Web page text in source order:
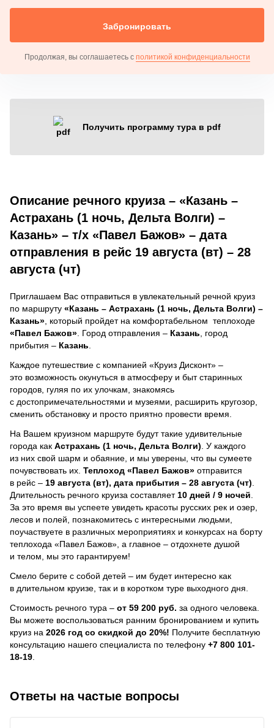
Забронировать
Продолжая, вы соглашаетесь с политикой конфиденциальности
Получить программу тура в pdf
Описание речного круиза – «Казань –
Астрахань (1 ночь, Дельта Волги) –
Казань» – т/х «Павел Бажов» – дата
отправления в рейс 19 августа (вт) – 28
августа (чт)
Приглашаем Вас отправиться в увлекательный речной круиз
по маршруту «Казань – Астрахань (1 ночь, Дельта Волги) –
Казань» , который пройдет на комфортабельном теплоходе
«Павел Бажов» . Город отправления – Казань , город
прибытия – Казань
Каждое путешествие с компанией «Круиз Дисконт» –
это возможность окунуться в атмосферу и быт старинных
городов, гуляя по их улочкам, знакомясь
с достопримечательностями и музеями, расширить кругозор,
сменить обстановку и просто приятно провести время.
На Вашем круизном маршруте будут такие удивительные
города как Астрахань (1 ночь, Дельта Волги) . У каждого
из них свой шарм и обаяние, и мы уверены, что вы сумеете
почувствовать их. Теплоход «Павел Бажов» отправится
в рейс – 19 августа (вт), дата прибытия – 28 августа (чт)
Длительность речного круиза составляет 10 дней / 9 ночей
За это время вы успеете увидеть красоты русских рек и озер,
лесов и полей, познакомитесь с интересными людьми,
поучаствуете в различных мероприятиях и конкурсах на борту
теплохода «Павел Бажов», а главное – отдохнете душой
и телом, мы это гарантируем!
Смело берите с собой детей – им будет интересно как
в длительном круизе, так и в коротком туре выходного дня.
Стоимость речного тура – от 59 200 руб. за одного человека.
Вы можете воспользоваться ранним бронированием и купить
круиз на 2026 год со скидкой до 20%! Получите бесплатную
консультацию нашего специалиста по телефону +7 800 101-
18-19
Ответы на частые вопросы